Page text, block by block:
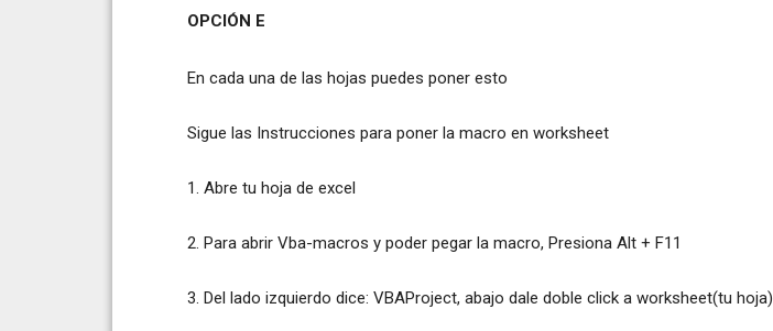
OPCIÓN E
En cada una de las hojas puedes poner esto
Sigue las Instrucciones para poner la macro en worksheet
1. Abre tu hoja de excel
2. Para abrir Vba-macros y poder pegar la macro, Presiona Alt + F11
3. Del lado izquierdo dice: VBAProject, abajo dale doble click a worksheet(tu hoja)